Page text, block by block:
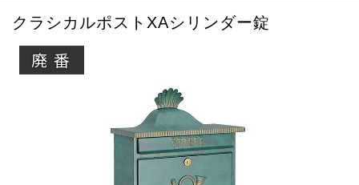
クラシカルポストXAシリンダー錠
廃番